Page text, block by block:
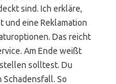
sind. Ich erkläre,
und eine Reklamation
Das reicht
Am Ende weißt
solltest. Du
So